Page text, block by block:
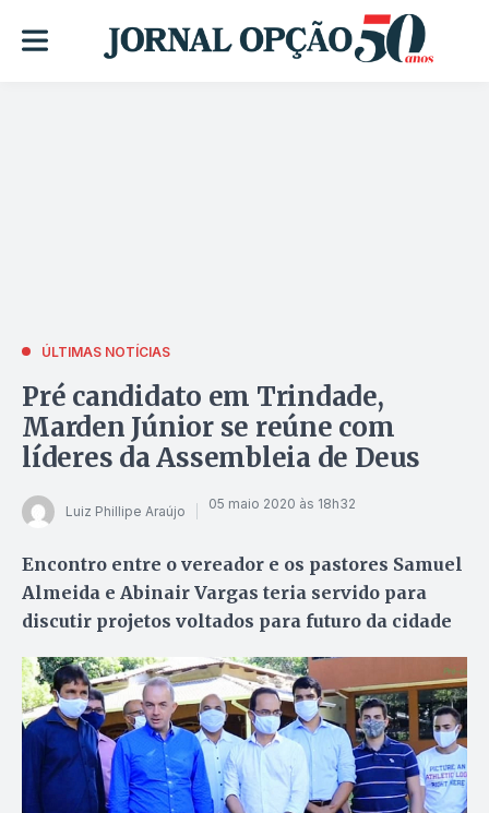
ÚLTIMAS NOTÍCIAS
Pré candidato em Trindade,
Marden Júnior se reúne com
líderes da Assembleia de Deus
Luiz Phillipe Araújo 05 maio 2020 às 18h32
Encontro entre o vereador e os pastores Samuel
Almeida e Abinair Vargas teria servido para
discutir projetos voltados para futuro da cidade